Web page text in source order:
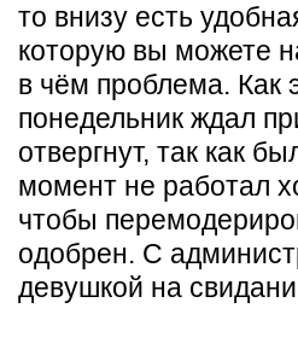
то внизу есть
которую вы можете
в чём проблема. Как
понедельник ждал
отвергнут, так как
момент не работал
чтобы
одобрен. С
девушкой на